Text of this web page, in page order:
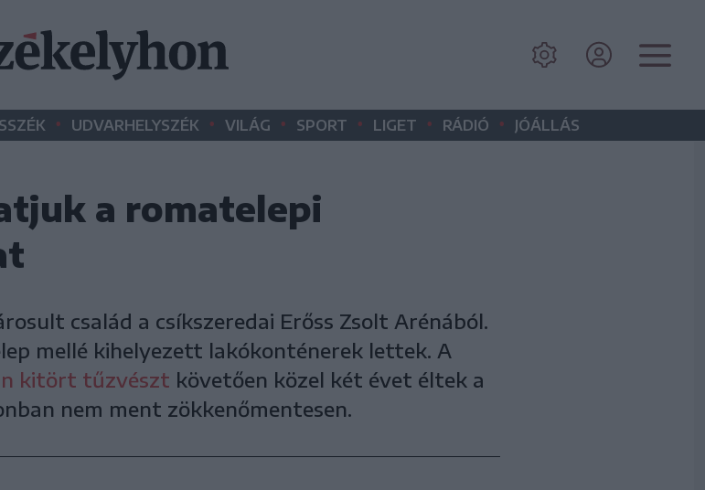
• UDVARHELYSZÉK • VILÁG • SPORT • LIGET • RÁDIÓ • JÓÁLLÁS
a romatelepi
család a csíkszeredai Erőss Zsolt Arénából.
mellé kihelyezett lakókonténerek lettek. A
kitört tűzvészt követően közel két évet éltek a
nem ment zökkenőmentesen.